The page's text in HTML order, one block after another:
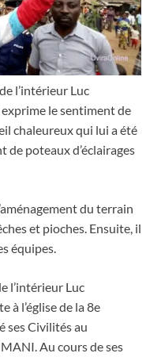
l’intérieur Luc
le sentiment de
chaleureux qui lui a été
de poteaux d’éclairages
du terrain
et pioches. Ensuite, il
équipes.
l’intérieur Luc
à l’église de la 8e
ses Civilités au
Au cours de ses